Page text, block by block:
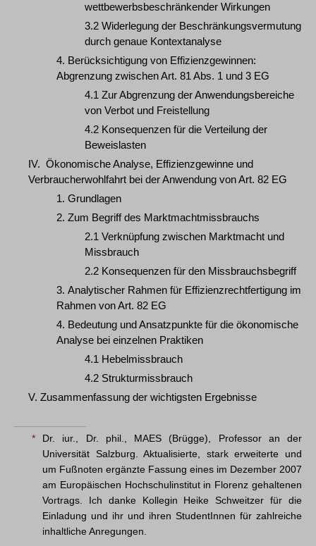
wettbewerbsbeschränkender Wirkungen
3.2 Widerlegung der Beschränkungsvermutung
durch genaue Kontextanalyse
4. Berücksichtigung von Effizienzgewinnen:
Abgrenzung zwischen Art. 81 Abs. 1 und 3 EG
4.1 Zur Abgrenzung der Anwendungsbereiche
von Verbot und Freistellung
4.2 Konsequenzen für die Verteilung der
Beweislasten
IV. Ökonomische Analyse, Effizienzgewinne und
Verbraucherwohlfahrt bei der Anwendung von Art. 82 EG
1. Grundlagen
2. Zum Begriff des Marktmachtmissbrauchs
2.1 Verknüpfung zwischen Marktmacht und
Missbrauch
2.2 Konsequenzen für den Missbrauchsbegriff
3. Analytischer Rahmen für Effizienzrechtfertigung im
Rahmen von Art. 82 EG
4. Bedeutung und Ansatzpunkte für die ökonomische
Analyse bei einzelnen Praktiken
4.1 Hebelmissbrauch
4.2 Strukturmissbrauch
V. Zusammenfassung der wichtigsten Ergebnisse
*
Dr. iur., Dr. phil., MAES (Brügge), Professor an der
Universität Salzburg. Aktualisierte, stark erweiterte und
um Fußnoten ergänzte Fassung eines im Dezember 2007
am Europäischen Hochschulinstitut in Florenz gehaltenen
Vortrags. Ich danke Kollegin Heike Schweitzer für die
Einladung und ihr und ihren StudentInnen für zahlreiche
inhaltliche Anregungen.